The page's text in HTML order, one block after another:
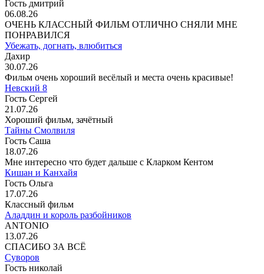
Гость дмитрий
06.08.26
ОЧЕНЬ КЛАССНЫЙ ФИЛЬМ ОТЛИЧНО СНЯЛИ МНЕ
ПОНРАВИЛСЯ
Убежать, догнать, влюбиться
Дахир
30.07.26
Фильм очень хороший весёлый и места очень красивые!
Невский 8
Гость Сергей
21.07.26
Хороший фильм, зачётный
Тайны Смолвиля
Гость Саша
18.07.26
Мне интересно что будет дальше с Кларком Кентом
Кишан и Канхайя
Гость Ольга
17.07.26
Классный фильм
Аладдин и король разбойников
ANTONIO
13.07.26
СПАСИБО ЗА ВСЁ
Суворов
Гость николай